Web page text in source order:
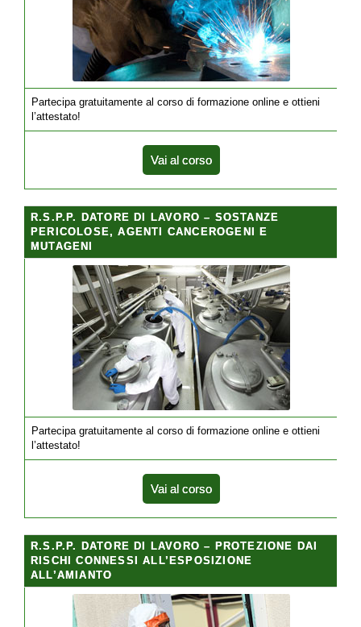
Partecipa gratuitamente al corso di formazione online e ottieni
l’attestato!
Vai al corso
R.S.P.P. DATORE DI LAVORO – SOSTANZE
PERICOLOSE, AGENTI CANCEROGENI E
MUTAGENI
Partecipa gratuitamente al corso di formazione online e ottieni
l’attestato!
Vai al corso
R.S.P.P. DATORE DI LAVORO – PROTEZIONE DAI
RISCHI CONNESSI ALL’ESPOSIZIONE
ALL’AMIANTO